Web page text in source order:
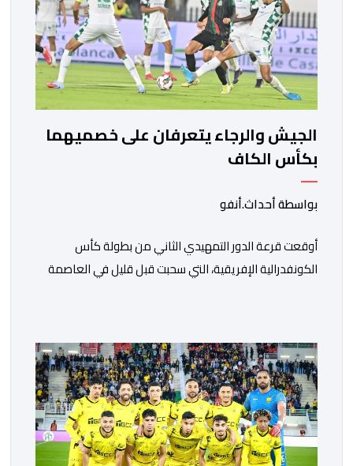
الجيش والرجاء يتعرفان على خصميهما
بكأس الكاف
بواسطة أحداث.أنفو
أوقعت قرعة الدور التمهيدي الثاني من بطولة كأس
الكونفدرالية الإفريقية، التي سحبت قبل قليل في العاصمة
ووسط القارة. ​وسيكون نادي الرجاء الرياضي على موعد مع
مواجهة المتأهل من المباراة التي تجمع بين إيل كانيمي
واريورز النيجيري ونادي أوديب ممثل […]